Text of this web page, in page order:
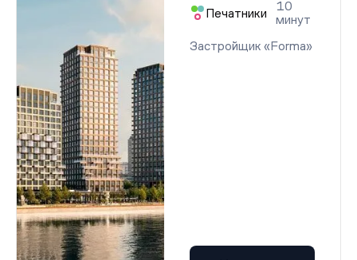
Печатники
10
минут
Застройщик «Forma»